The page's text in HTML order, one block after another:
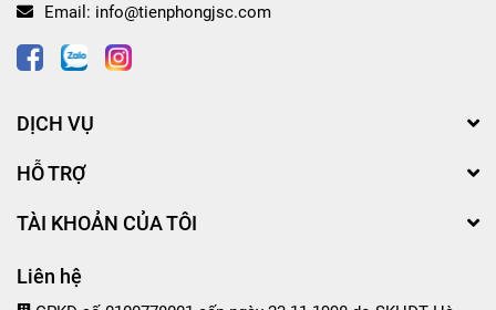
Email: info@tienphongjsc.com
DỊCH VỤ
HỖ TRỢ
TÀI KHOẢN CỦA TÔI
Liên hệ